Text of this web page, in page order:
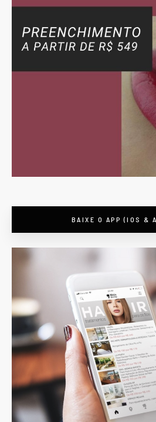
BAIXE O APP (IOS &